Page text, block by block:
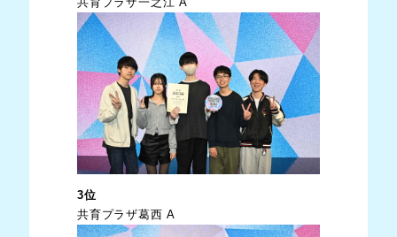
3位
共育プラザ葛西 A